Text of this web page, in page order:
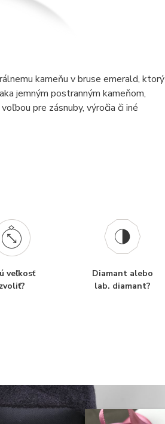
kameňu v bruse emerald, ktorý
jemným postranným kameňom,
pre zásnuby, výročia či iné
veľkosť
zvoliť?
Diamant alebo
lab. diamant?